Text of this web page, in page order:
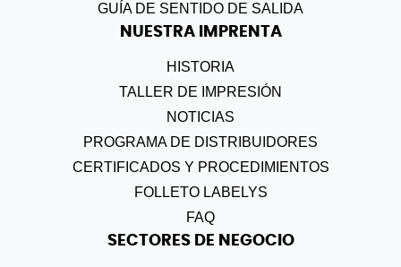
GUÍA DE SENTIDO DE SALIDA
NUESTRA IMPRENTA
HISTORIA
TALLER DE IMPRESIÓN
NOTICIAS
PROGRAMA DE DISTRIBUIDORES
CERTIFICADOS Y PROCEDIMIENTOS
FOLLETO LABELYS
FAQ
SECTORES DE NEGOCIO